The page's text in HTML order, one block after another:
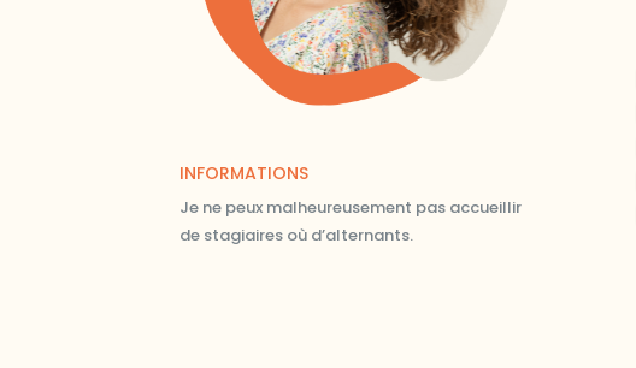
INFORMATIONS
Je ne peux malheureusement pas accueillir
de stagiaires où d’alternants.